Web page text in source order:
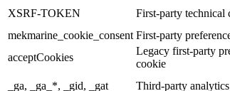
XSRF-TOKEN
First-party technical
mekmarine_cookie_consent First-party
acceptCookies
Legacy first-party
cookie
_ga, _ga_*, _gid, _gat Third-party